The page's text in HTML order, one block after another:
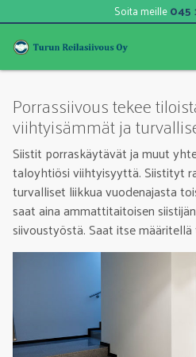
Soita meille045
Porrassiivous tekee
viihtyisämmät ja
Siistit porraskäytävät ja muut
taloyhtiösi viihtyisyyttä. Siistityt
turvalliset liikkua vuodenajasta
saat aina ammattitaitoisen
siivoustyöstä. Saat itse